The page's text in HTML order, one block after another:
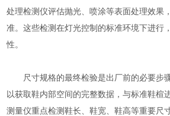
处理检测仪评估抛光、喷涂等表面处理效果
准。这些检测在灯光控制的标准环境下进行
性。
尺寸规格的最终检验是出厂前的必要步
以获取鞋内部空间的完整数据，与标准鞋楦
测量仪重点检测鞋长、鞋宽、鞋高等重要尺